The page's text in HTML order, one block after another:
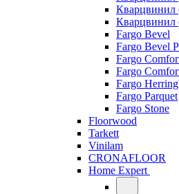
Кварцвинил
Кварцвинил
Fargo Bevel
Fargo Bevel
Fargo
Fargo
Fargo
Fargo Parquet
Fargo Stone
Floorwood
Tarkett
Vinilam
CRONAFLOOR
Home Expert